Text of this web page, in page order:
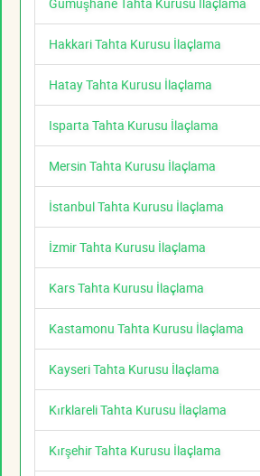
Hakkari Tahta Kurusu İlaçlama
Hatay Tahta Kurusu İlaçlama
Isparta Tahta Kurusu İlaçlama
Mersin Tahta Kurusu İlaçlama
İstanbul Tahta Kurusu İlaçlama
İzmir Tahta Kurusu İlaçlama
Kars Tahta Kurusu İlaçlama
Kastamonu Tahta Kurusu İlaçlama
Kayseri Tahta Kurusu İlaçlama
Kırklareli Tahta Kurusu İlaçlama
Kırşehir Tahta Kurusu İlaçlama